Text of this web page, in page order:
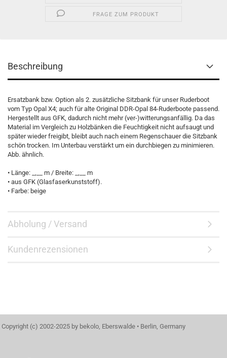
FRAGE ZUM PRODUKT
Beschreibung
Ersatzbank bzw. Option als 2. zusätzliche Sitzbank für unser Ruderboot
vom Typ Opal X4; auch für alte Original DDR-Opal 84-Ruderboote passend.
Hergestellt aus GFK, dadurch nicht mehr (ver-)witterungsanfällig. Da das
Material im Vergleich zu Holzbänken die Feuchtigkeit nicht aufsaugt und
später wieder freigibt, bleibt auch nach einem Regenschauer die Sitzbank
schön trocken. Im Unterbau verstärkt um ein durchbiegen zu minimieren.
Abb. ähnlich.
• Länge: _,__ m / Breite: _,__ m
• aus GFK (Glasfaserkunststoff).
• Farbe: beige
Abholung / Versand
Kundenrezensionen
Copyright (c) 2002-2025 by bekolo, Eberswalde • Berlin, Germany